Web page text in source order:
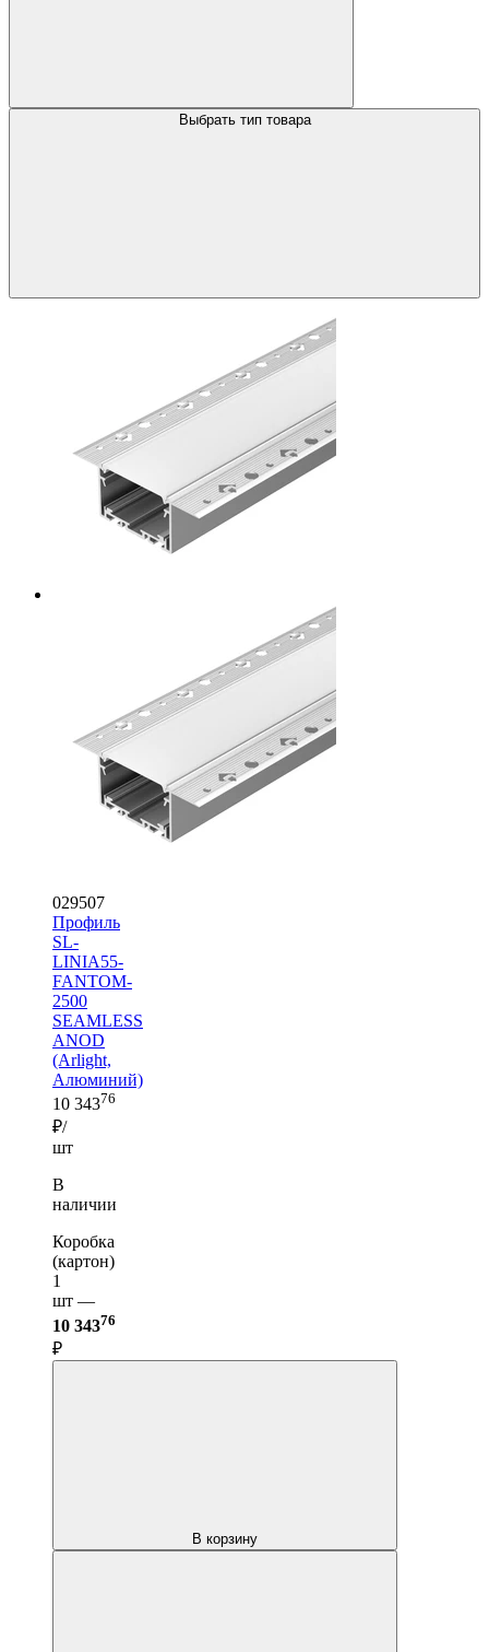
Выбрать тип товара
029507
Профиль
SL-
LINIA55-
FANTOM-
2500
SEAMLESS
ANOD
(Arlight,
Алюминий)
10 34376
₽/
шт
В
наличии
Коробка
(картон)
1
шт —
10 34376
₽
В корзину